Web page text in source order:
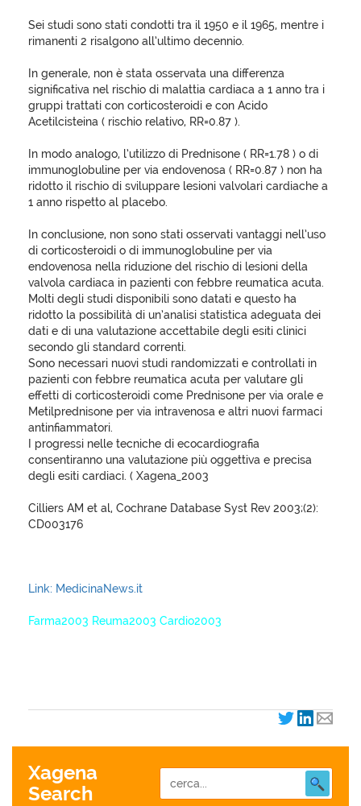
Sei studi sono stati condotti tra il 1950 e il 1965, mentre i
rimanenti 2 risalgono all’ultimo decennio.
In generale, non è stata osservata una differenza
significativa nel rischio di malattia cardiaca a 1 anno tra i
gruppi trattati con corticosteroidi e con Acido
Acetilcisteina ( rischio relativo, RR=0.87 ).
In modo analogo, l’utilizzo di Prednisone ( RR=1.78 ) o di
immunoglobuline per via endovenosa ( RR=0.87 ) non ha
ridotto il rischio di sviluppare lesioni valvolari cardiache a
1 anno rispetto al placebo.
In conclusione, non sono stati osservati vantaggi nell’uso
di corticosteroidi o di immunoglobuline per via
endovenosa nella riduzione del rischio di lesioni della
valvola cardiaca in pazienti con febbre reumatica acuta.
Molti degli studi disponibili sono datati e questo ha
ridotto la possibilità di un’analisi statistica adeguata dei
dati e di una valutazione accettabile degli esiti clinici
secondo gli standard correnti.
Sono necessari nuovi studi randomizzati e controllati in
pazienti con febbre reumatica acuta per valutare gli
effetti di corticosteroidi come Prednisone per via orale e
Metilprednisone per via intravenosa e altri nuovi farmaci
antinfiammatori.
I progressi nelle tecniche di ecocardiografia
consentiranno una valutazione più oggettiva e precisa
degli esiti cardiaci. ( Xagena_2003
Cilliers AM et al, Cochrane Database Syst Rev 2003;(2):
CD003176
Link: MedicinaNews.it
Farma2003 Reuma2003 Cardio2003
Xagena
Search